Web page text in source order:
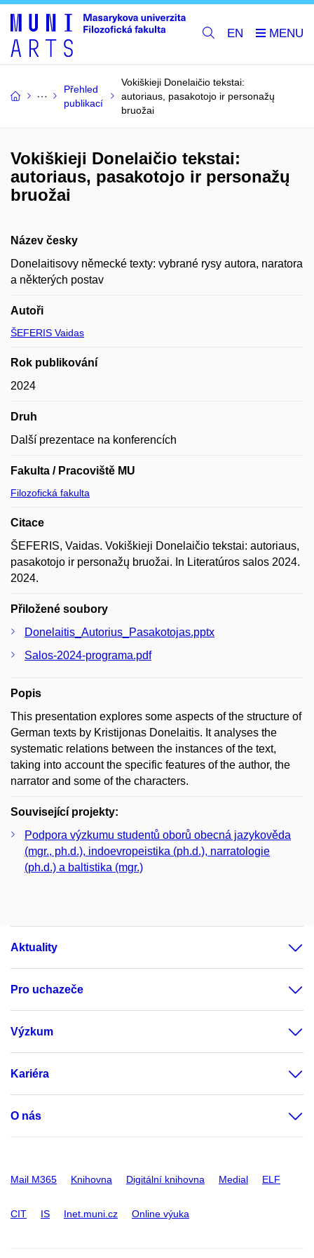
EN
Přehled
publikací
Vokiškieji Donelaičio tekstai:
autoriaus, pasakotojo ir personažų
bruožai
Vokiškieji Donelaičio tekstai:
autoriaus, pasakotojo ir personažų
bruožai
Název česky
Donelaitisovy německé texty: vybrané rysy autora, naratora
a některých postav
Autoři
ŠEFERIS Vaidas
Rok publikování
2024
Druh
Další prezentace na konferencích
Fakulta / Pracoviště MU
Filozofická fakulta
Citace
ŠEFERIS, Vaidas. Vokiškieji Donelaičio tekstai: autoriaus,
pasakotojo ir personažų bruožai. In Literatúros salos 2024.
2024.
Přiložené soubory
Donelaitis_Autorius_Pasakotojas.pptx
Salos-2024-programa.pdf
Popis
This presentation explores some aspects of the structure of
German texts by Kristijonas Donelaitis. It analyses the
systematic relations between the instances of the text,
taking into account the specific features of the author, the
narrator and some of the characters.
Související projekty:
Podpora výzkumu studentů oborů obecná jazykověda
(mgr., ph.d.), indoevropeistika (ph.d.), narratologie
(ph.d.) a baltistika (mgr.)
Aktuality
Pro uchazeče
Výzkum
Kariéra
O nás
Mail M365 Knihovna Digitální knihovna Medial ELF
CIT IS Inet.muni.cz Online výuka